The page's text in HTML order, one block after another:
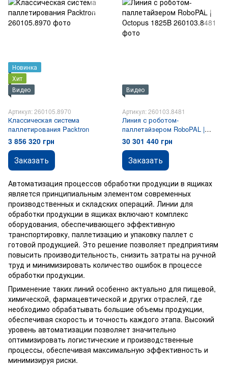
Новинка
Хит
Видео
Артикул: 260105.8970
Классическая система
паллетирования Packtron
3 856 320 грн
Заказать
Видео
Артикул: 260103.8481
Линия с роботом-
паллетайзером RoboPAL |
Оctopus 1825B
30 301 440 грн
Заказать
Автоматизация процессов обработки продукции в ящиках
является принципиальным элементом современных
производственных и складских операций. Линии для
обработки продукции в ящиках включают комплекс
оборудования, обеспечивающего эффективную
транспортировку, паллетизацию и упаковку паллет с
готовой продукцией. Это решение позволяет предприятиям
повысить производительность, снизить затраты на ручной
труд и минимизировать количество ошибок в процессе
обработки продукции.
Применение таких линий особенно актуально для пищевой,
химической, фармацевтической и других отраслей, где
необходимо обрабатывать большие объемы продукции,
обеспечивая скорость и точность каждого этапа. Высокий
уровень автоматизации позволяет значительно
оптимизировать логистические и производственные
процессы, обеспечивая максимальную эффективность и
минимизируя риски.